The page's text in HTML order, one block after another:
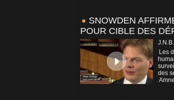
SNOWDEN
POUR CIBLE DES
Les
des